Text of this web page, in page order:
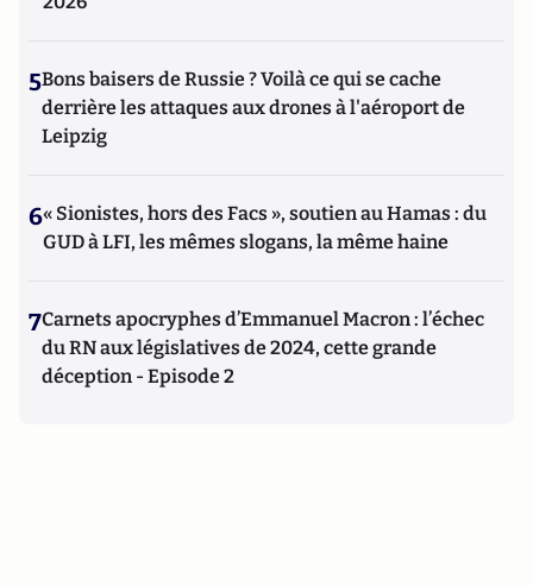
5Bons baisers de Russie ? Voilà ce qui se cache
derrière les attaques aux drones à l'aéroport de
Leipzig
6« Sionistes, hors des Facs », soutien au Hamas : du
GUD à LFI, les mêmes slogans, la même haine
7Carnets apocryphes d’Emmanuel Macron : l’échec
du RN aux législatives de 2024, cette grande
déception - Episode 2